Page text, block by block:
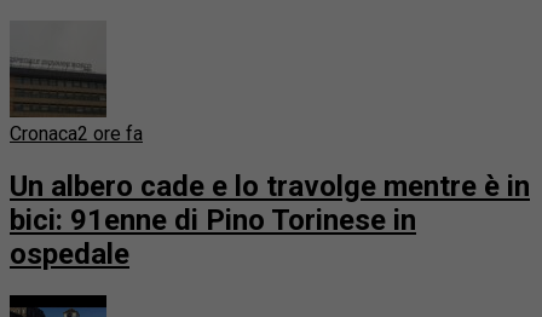
Cronaca2 ore fa
Un albero cade e lo travolge mentre è in
bici: 91enne di Pino Torinese in
ospedale